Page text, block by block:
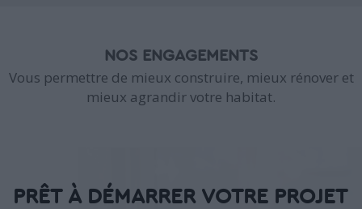
NOS ENGAGEMENTS
Vous permettre de mieux construire, mieux rénover et
mieux agrandir votre habitat.
PRÊT À DÉMARRER VOTRE PROJET